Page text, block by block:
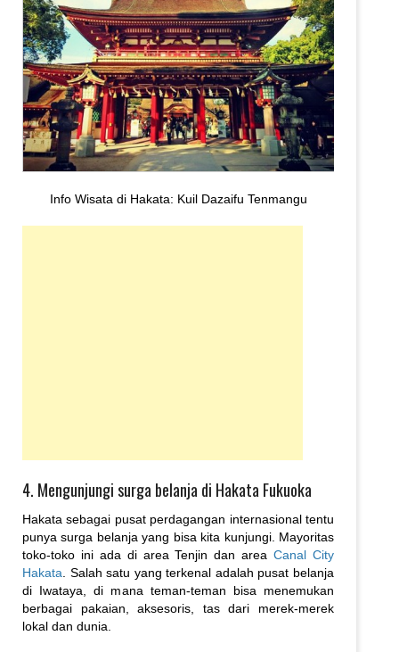
Info Wisata di Hakata: Kuil Dazaifu Tenmangu
4. Mengunjungi surga belanja di Hakata Fukuoka
Hakata sebagai pusat perdagangan internasional tentu
punya surga belanja yang bisa kita kunjungi. Mayoritas
toko-toko ini ada di area Tenjin dan areaCanal City
Hakata. Salah satu yang terkenal adalah pusat belanja
di Iwataya, di mana teman-teman bisa menemukan
berbagai pakaian, aksesoris, tas dari merek-merek
lokal dan dunia.